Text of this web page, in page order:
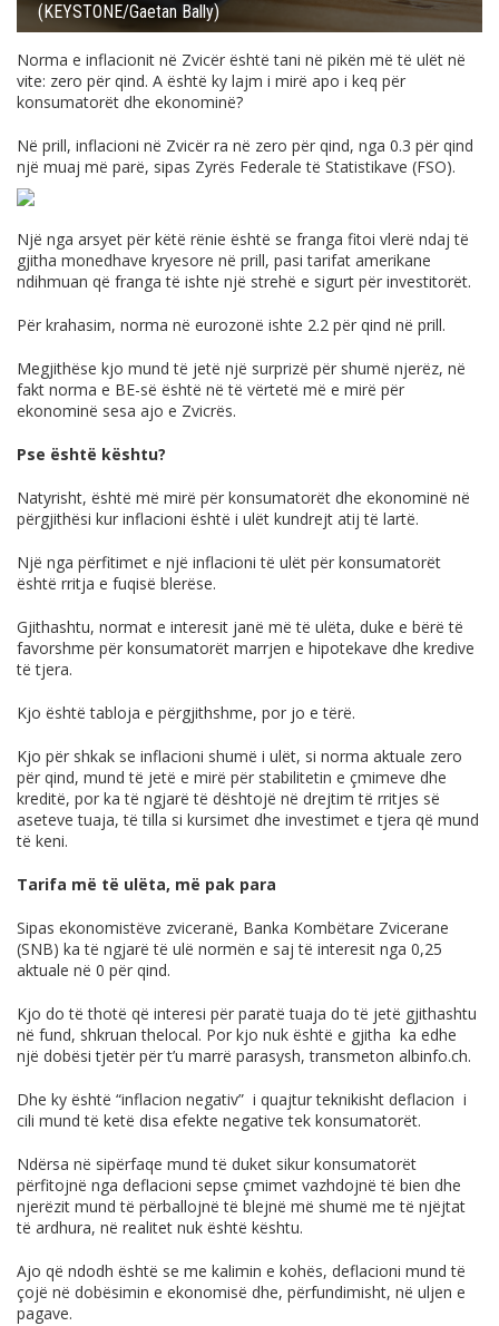
(KEYSTONE/Gaetan Bally)
Norma e inflacionit në Zvicër është tani në pikën më të ulët në
vite: zero për qind. A është ky lajm i mirë apo i keq për
konsumatorët dhe ekonominë?
Në prill, inflacioni në Zvicër ra në zero për qind, nga 0.3 për qind
një muaj më parë, sipas Zyrës Federale të Statistikave (FSO).
Një nga arsyet për këtë rënie është se franga fitoi vlerë ndaj të
gjitha monedhave kryesore në prill, pasi tarifat amerikane
ndihmuan që franga të ishte një strehë e sigurt për investitorët.
Për krahasim, norma në eurozonë ishte 2.2 për qind në prill.
Megjithëse kjo mund të jetë një surprizë për shumë njerëz, në
fakt norma e BE-së është në të vërtetë më e mirë për
ekonominë sesa ajo e Zvicrës.
Pse është kështu?
Natyrisht, është më mirë për konsumatorët dhe ekonominë në
përgjithësi kur inflacioni është i ulët kundrejt atij të lartë.
Një nga përfitimet e një inflacioni të ulët për konsumatorët
është rritja e fuqisë blerëse.
Gjithashtu, normat e interesit janë më të ulëta, duke e bërë të
favorshme për konsumatorët marrjen e hipotekave dhe kredive
të tjera.
Kjo është tabloja e përgjithshme, por jo e tërë.
Kjo për shkak se inflacioni shumë i ulët, si norma aktuale zero
për qind, mund të jetë e mirë për stabilitetin e çmimeve dhe
kreditë, por ka të ngjarë të dështojë në drejtim të rritjes së
aseteve tuaja, të tilla si kursimet dhe investimet e tjera që mund
të keni.
Tarifa më të ulëta, më pak para
Sipas ekonomistëve zviceranë, Banka Kombëtare Zvicerane
(SNB) ka të ngjarë të ulë normën e saj të interesit nga 0,25
aktuale në 0 për qind.
Kjo do të thotë që interesi për paratë tuaja do të jetë gjithashtu
në fund, shkruan thelocal. Por kjo nuk është e gjitha ka edhe
një dobësi tjetër për t’u marrë parasysh, transmeton albinfo.ch.
Dhe ky është “inflacion negativ” i quajtur teknikisht deflacion i
cili mund të ketë disa efekte negative tek konsumatorët.
Ndërsa në sipërfaqe mund të duket sikur konsumatorët
përfitojnë nga deflacioni sepse çmimet vazhdojnë të bien dhe
njerëzit mund të përballojnë të blejnë më shumë me të njëjtat
të ardhura, në realitet nuk është kështu.
Ajo që ndodh është se me kalimin e kohës, deflacioni mund të
çojë në dobësimin e ekonomisë dhe, përfundimisht, në uljen e
pagave.